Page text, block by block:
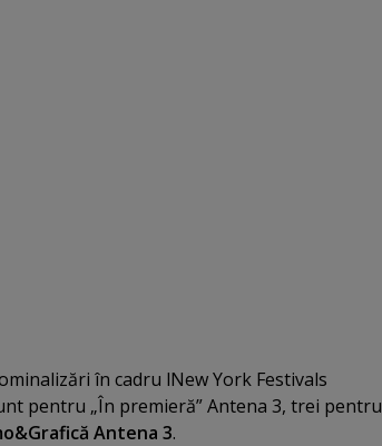
în cadru lNew York Festivals
pentru „În premieră” Antena 3, trei pentru
Antena 3.